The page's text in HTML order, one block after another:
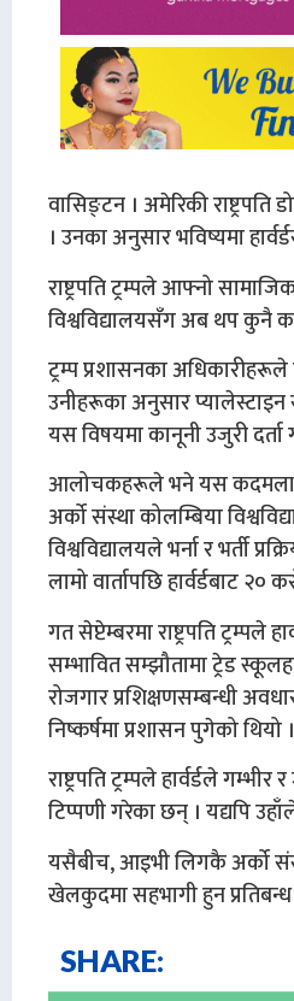
वासिङ्टन । अमेरिकी राष्ट्रपति
। उनका अनुसार भविष्यमा
राष्ट्रपति ट्रम्पले आफ्नो
विश्वविद्यालयसँग अब थप कुनै
ट्रम्प प्रशासनका
उनीहरूका अनुसार प्यालेस्टाइन
यस विषयमा कानूनी उजुरी
आलोचकहरूले भने यस कदमलाई
अर्को संस्था कोलम्बिया
विश्वविद्यालयले भर्ना र भर्ती
लामो वार्तापछि हार्वर्डबाट
गत सेप्टेम्बरमा राष्ट्रपति
सम्भावित सम्झौतामा ट्रेड
रोजगार प्रशिक्षणसम्बन्धी
निष्कर्षमा प्रशासन पुगेको थियो ।
राष्ट्रपति ट्रम्पले हार्वर्डले
टिप्पणी गरेका छन् । यद्यपि
यसैबीच, आइभी लिगकै अर्को
खेलकुदमा सहभागी हुन
SHARE: